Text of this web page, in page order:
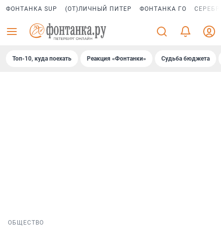
ФОНТАНКА SUP (ОТ)ЛИЧНЫЙ ПИТЕР ФОНТАНКА ГО
Топ-10, куда поехать Реакция «Фонтанки» Судьба бюджета
ОБЩЕСТВО